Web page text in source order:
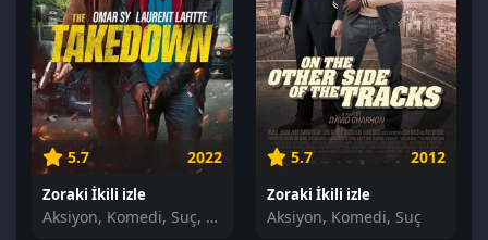
5.7 2022
Zoraki İkili izle
Aksiyon, Komedi, Suç, Polisiye
5.7 2012
Zoraki İkili izle
Aksiyon, Komedi, Suç